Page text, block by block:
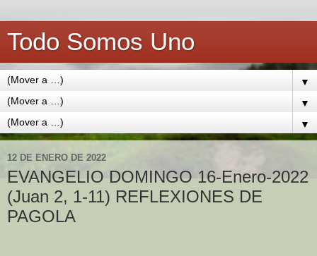
Todo Somos Uno
▼
▼
▼
12 DE ENERO DE 2022
EVANGELIO DOMINGO 16-Enero-2022
(Juan 2, 1-11) REFLEXIONES DE
PAGOLA